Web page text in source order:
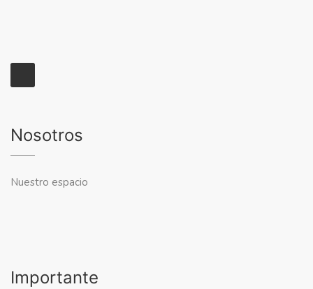
Nosotros
Nuestro espacio
Importante